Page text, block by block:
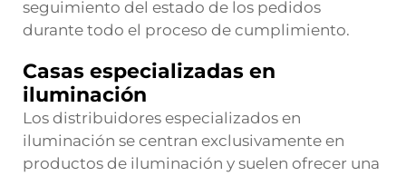
seguimiento del estado de los pedidos
durante todo el proceso de cumplimiento.
Casas especializadas en
iluminación
Los distribuidores especializados en
iluminación se centran exclusivamente en
productos de iluminación y suelen ofrecer una